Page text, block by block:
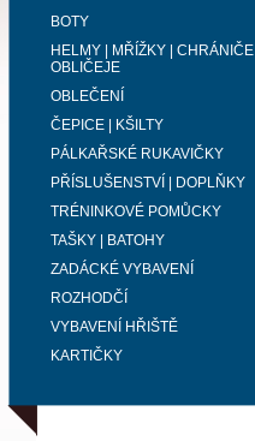
BOTY
HELMY | MŘÍŽKY | CHRÁNIČE
OBLIČEJE
OBLEČENÍ
ČEPICE | KŠILTY
PÁLKAŘSKÉ RUKAVIČKY
PŘÍSLUŠENSTVÍ | DOPLŇKY
TRÉNINKOVÉ POMŮCKY
TAŠKY | BATOHY
ZADÁCKÉ VYBAVENÍ
ROZHODČÍ
VYBAVENÍ HŘIŠTĚ
KARTIČKY